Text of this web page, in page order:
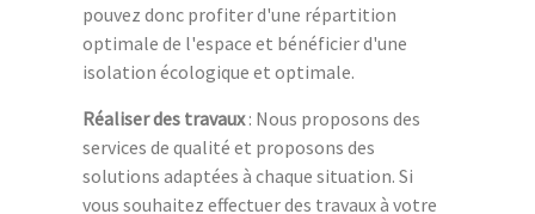
pouvez donc profiter d'une répartition
optimale de l'espace et bénéficier d'une
isolation écologique et optimale.
Réaliser des travaux: Nous proposons des
services de qualité et proposons des
solutions adaptées à chaque situation. Si
vous souhaitez effectuer des travaux à votre